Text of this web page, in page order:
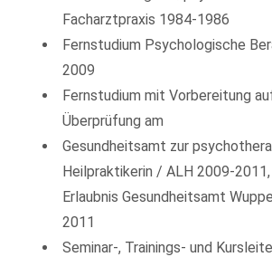
Facharztpraxis 1984-1986
Fernstudium Psychologische
2009
Fernstudium mit Vorbereitung
Überprüfung am
Gesundheitsamt zur
Heilpraktikerin / ALH 2009-
Erlaubnis Gesundheitsamt
2011
Seminar-, Trainings- und